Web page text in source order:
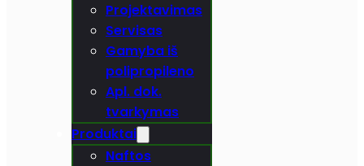
Projektavimas
Servisas
Gamyba iš
polipropileno
Apl. dok.
tvarkymas
Produktai
Naftos